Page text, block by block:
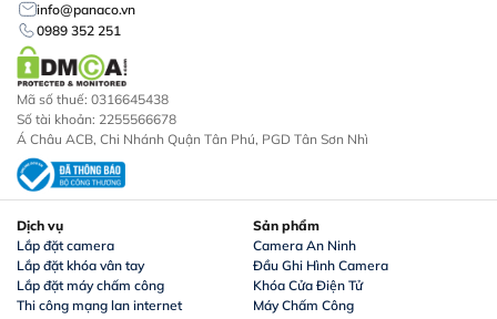
Dịch vụ
Lắp đặt camera
Lắp đặt khóa vân tay
Lắp đặt máy chấm công
Thi công mạng lan internet
Sản phẩm
Camera An Ninh
Đầu Ghi Hình Camera
Khóa Cửa Điện Tử
Máy Chấm Công
info@panaco.vn
0989 352 251
Mã số thuế: 0316645438
Số tài khoản: 2255566678
Á Châu ACB, Chi Nhánh Quận Tân Phú, PGD Tân Sơn Nhì